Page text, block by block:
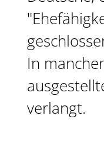
In
verlangt.